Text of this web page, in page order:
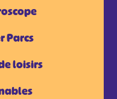
Parcs
loisirs